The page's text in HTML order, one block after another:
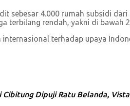
sebesar 4.000 rumah subsidi
terbilang rendah, yakni di bawah
terhadap upaya
Cibitung Dipuji Ratu Belanda,